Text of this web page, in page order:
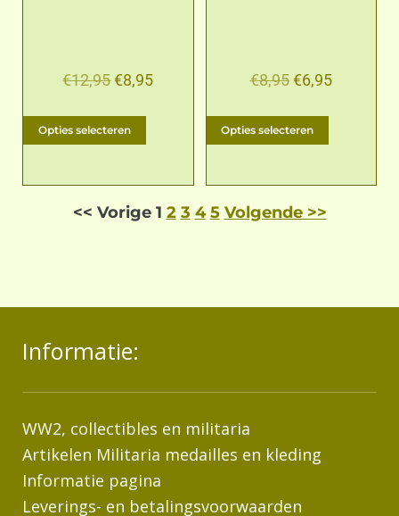
€12,95€8,95
Opties selecteren
€8,95 €6,95
Opties selecteren
<< Vorige 1 2 3 4 5 Volgende >>
Informatie:
WW2, collectibles en militaria
Artikelen Militaria medailles en kleding
Informatie pagina
Leverings- en betalingsvoorwaarden